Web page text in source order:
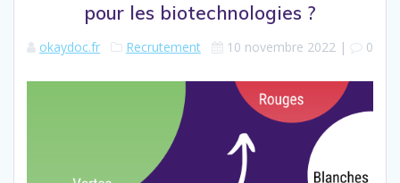
pour les biotechnologies ?
okaydoc.fr Recrutement 10 novembre 2022 | 0